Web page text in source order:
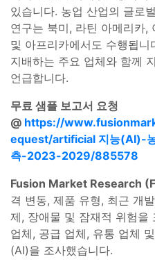
있습니다. 농업 산업의 글로
연구는 북미, 라틴 아메리카,
및 아프리카에서도 수행됩
지배하는 주요 업체와 함께
언급합니다.
무료 샘플 보고서 요청
@ https://
equest/artificial 지능(AI)-
측-2023-2029/885578
Fusion Market Research
격 변동, 제품 유형, 최근 개
제, 장애물 및 잠재적 위험을
업체, 공급 업체, 유통 업체
(AI)을 조사했습니다.